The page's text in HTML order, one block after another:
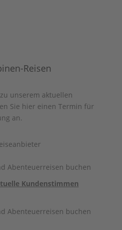
Reisen
zu unserem aktuellen
Sie hier einen Termin für
an.
Kundenstimmen